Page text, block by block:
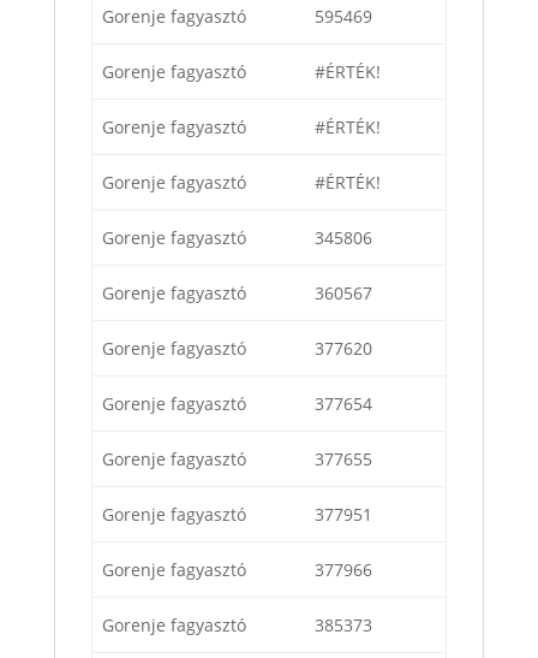
Gorenje fagyasztó 595469
Gorenje fagyasztó #ÉRTÉK!
Gorenje fagyasztó #ÉRTÉK!
Gorenje fagyasztó #ÉRTÉK!
Gorenje fagyasztó 345806
Gorenje fagyasztó 360567
Gorenje fagyasztó 377620
Gorenje fagyasztó 377654
Gorenje fagyasztó 377655
Gorenje fagyasztó 377951
Gorenje fagyasztó 377966
Gorenje fagyasztó 385373